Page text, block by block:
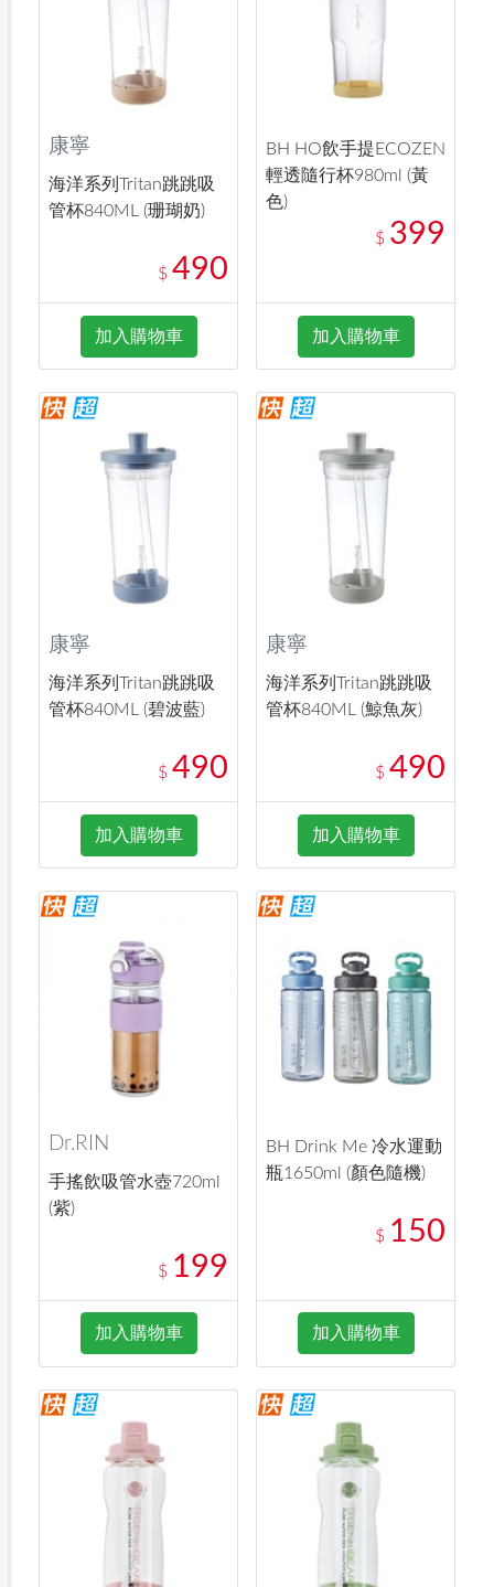
康寧
海洋系列Tritan跳跳吸
管杯840ML (珊瑚奶)
$ 490
加入購物車
BH HO飲手提ECOZEN
輕透隨行杯980ml (黃
色)
$ 399
加入購物車
康寧
海洋系列Tritan跳跳吸
管杯840ML (碧波藍)
$ 490
加入購物車
康寧
海洋系列Tritan跳跳吸
管杯840ML (鯨魚灰)
$ 490
加入購物車
Dr.RIN
手搖飲吸管水壺720ml
(紫)
$ 199
加入購物車
BH Drink Me 冷水運動
瓶1650ml (顏色隨機)
$ 150
加入購物車